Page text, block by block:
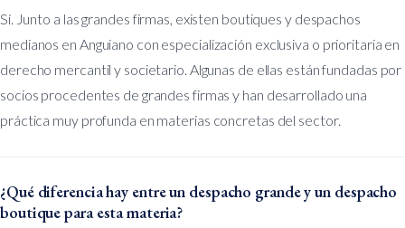
Sí. Junto a las grandes firmas, existen boutiques y despachos
medianos en Anguiano con especialización exclusiva o prioritaria en
derecho mercantil y societario. Algunas de ellas están fundadas por
socios procedentes de grandes firmas y han desarrollado una
práctica muy profunda en materias concretas del sector.
¿Qué diferencia hay entre un despacho grande y un despacho
boutique para esta materia?